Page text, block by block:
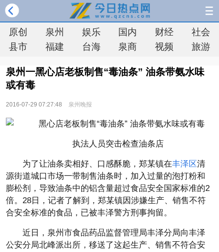
原创 泉州 娱乐 国内 财经
社会
县市
福建 台海 泉商 视频 旅游
泉州一黑心店老板制售“毒油条” 油条带氨水味
或有毒
2016-07-29 07:27:48 泉州晚报
执法人员突击检查油条店
为了让油条卖相好、口感酥脆，郑某镇在丰泽区清
源街道城口市场一带制售油条时，加入过量的泡打粉和
膨松剂，导致油条中的铝含量超过食品安全国家标准的2
倍。28日，记者了解到，郑某镇因涉嫌生产、销售不符
合安全标准的食品，已被丰泽警方刑事拘留。
近日，泉州市食品药品监督管理局丰泽分局向丰泽
公安分局北峰派出所，移送了这起生产、销售不符合安